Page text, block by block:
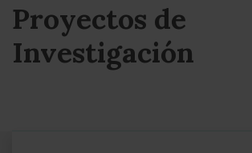
Proyectos de
Investigación